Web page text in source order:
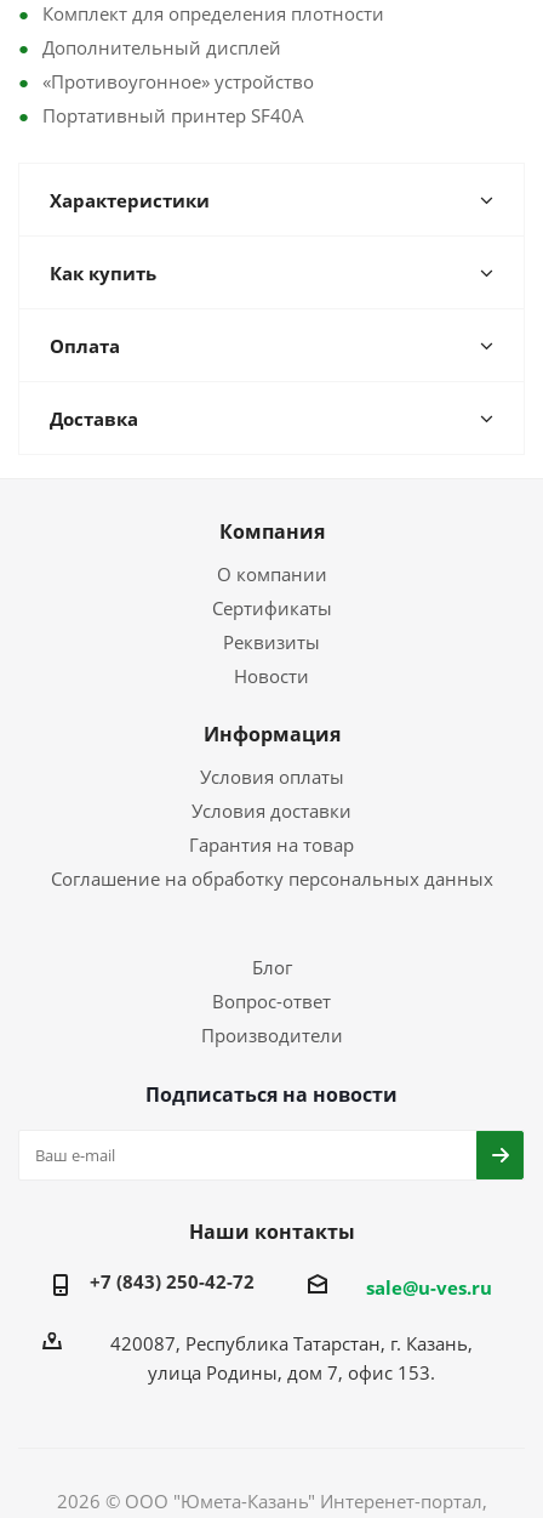
Комплект для определения плотности
Дополнительный дисплей
«Противоугонное» устройство
Портативный принтер SF40A
Характеристики
Как купить
Оплата
Доставка
Компания
О компании
Сертификаты
Реквизиты
Новости
Информация
Условия оплаты
Условия доставки
Гарантия на товар
Соглашение на обработку персональных данных
Блог
Вопрос-ответ
Производители
Подписаться на новости
Наши контакты
+7 (843) 250-42-72 sale@u-ves.ru
420087, Республика Татарстан, г. Казань,
улица Родины, дом 7, офис 153.
2026 © ООО "Юмета-Казань" Интеренет-портал,